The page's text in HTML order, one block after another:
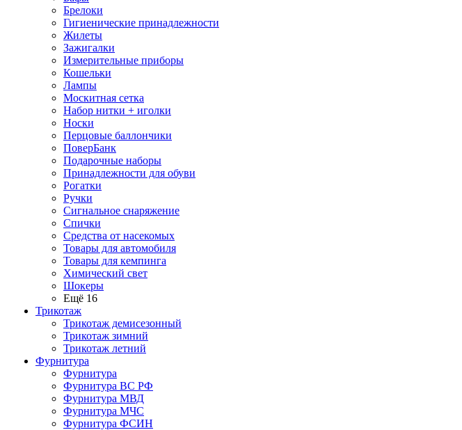
Брелоки
Гигиенические принадлежности
Жилеты
Зажигалки
Измерительные приборы
Кошельки
Лампы
Москитная сетка
Набор нитки + иголки
Носки
Перцовые баллончики
ПоверБанк
Подарочные наборы
Принадлежности для обуви
Рогатки
Ручки
Сигнальное снаряжение
Спички
Средства от насекомых
Товары для автомобиля
Товары для кемпинга
Химический свет
Шокеры
Ещё 16
Трикотаж
Трикотаж демисезонный
Трикотаж зимний
Трикотаж летний
Фурнитура
Фурнитура
Фурнитура ВС РФ
Фурнитура МВД
Фурнитура МЧС
Фурнитура ФСИН